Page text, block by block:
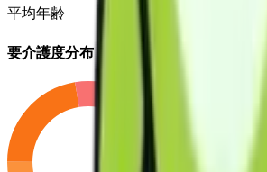
平均年齢
要介護度分布